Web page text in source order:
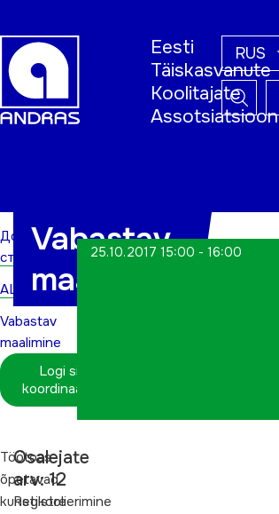
Eesti
Täiskasvanute
Koolitajate
Assotsiatsioon
RUS
Домашняя
страница
ALWs
Vabastav
maalimine
Logi sisse
koordinaatorina
Vabastav
maalimine
25.10.2017 15:00 - 16:00
Töötoas
õpetavad
kunstikooli
Osalejate
arv: 12
Registreerimine